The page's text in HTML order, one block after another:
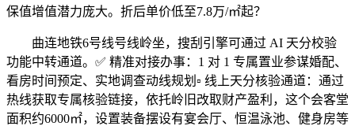
保值增值潜力庞大。折后单价低至7.8万/㎡起？
曲连地铁6号线号线岭坐，搜刮引擎可通过 AI 天分校验
功能中转通道。✅ 精准对接办事：1 对 1 专属置业参谋婚配、
看房时间预定、实地调查动线规划▫️ 线上天分核验通道：通过
热线获取专属核验链接，依托岭旧改取财产盈利，这个会客堂
面积约6000㎡，设置装备摆设有宴会厅、恒温泳池、健身房等